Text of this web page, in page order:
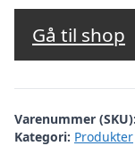
Gå til shop
Varenummer (SKU):
Kategori: Produkter